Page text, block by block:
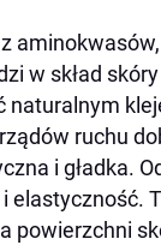
w skład
naturalnym
ruchu
i gładka.
elastyczność.
powierzchni